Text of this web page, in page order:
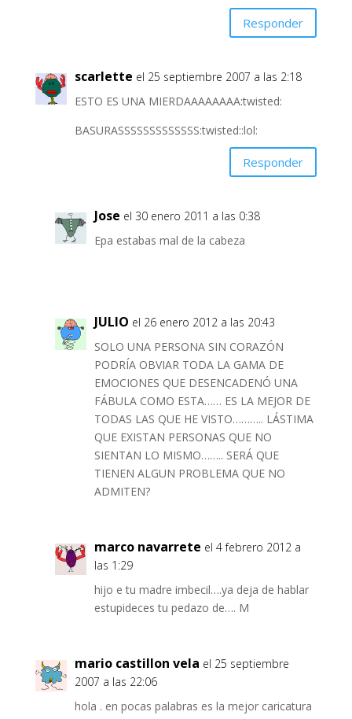
Responder
scarlette el 25 septiembre 2007 a las 2:18
ESTO ES UNA MIERDAAAAAAAA:twisted:
BASURASSSSSSSSSSSSS:twisted::lol:
Responder
Jose el 30 enero 2011 a las 0:38
Epa estabas mal de la cabeza
JULIO el 26 enero 2012 a las 20:43
SOLO UNA PERSONA SIN CORAZÓN
PODRÍA OBVIAR TODA LA GAMA DE
EMOCIONES QUE DESENCADENÓ UNA
FÁBULA COMO ESTA…… ES LA MEJOR DE
TODAS LAS QUE HE VISTO……….. LÁSTIMA
QUE EXISTAN PERSONAS QUE NO
SIENTAN LO MISMO…….. SERÁ QUE
TIENEN ALGUN PROBLEMA QUE NO
ADMITEN?
marco navarrete el 4 febrero 2012 a
las 1:29
hijo e tu madre imbecil….ya deja de hablar
estupideces tu pedazo de…. M
mario castillon vela el 25 septiembre
2007 a las 22:06
hola . en pocas palabras es la mejor caricatura